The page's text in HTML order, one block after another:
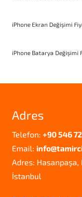
iPhone Ekran Değişimi
iPhone Batarya Değişimi
Adres
Telefon: +90 546
Email:
Adres: Hasanpaşa,
İstanbul